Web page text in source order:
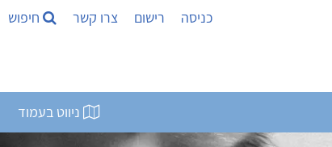
כניסה רישום צרו קשר חיפוש
ניווט בעמוד